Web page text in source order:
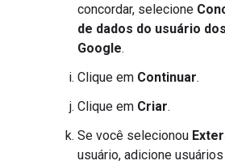
concordar, selecione
de dados do usuário
Google.
Clique em Continuar.
Clique em Criar.
Se você selecionou
usuário, adicione